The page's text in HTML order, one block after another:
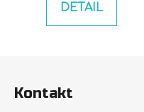
DETAIL
Kontakt